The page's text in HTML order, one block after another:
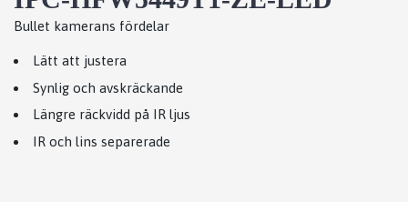
Bullet kamerans fördelar
Lätt att justera
Synlig och avskräckande
Längre räckvidd på IR ljus
IR och lins separerade